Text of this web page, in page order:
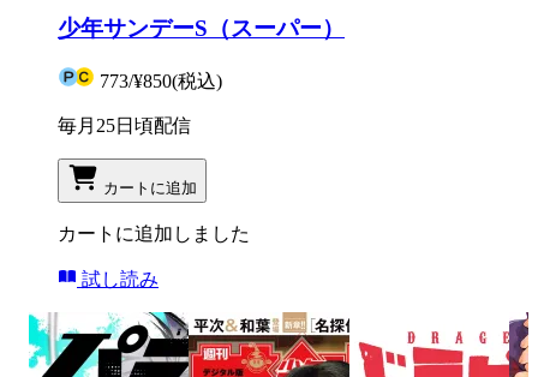
少年サンデーS（スーパー）
773/¥850(税込)
毎月25日頃配信
カートに追加
カートに追加しました
試し読み